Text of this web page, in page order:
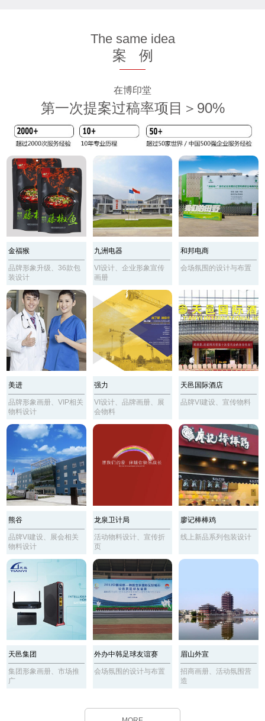
The same idea
案 例
在博印堂
第一次提案过稿率项目＞90%
金福猴
品牌形象升级、36款包
装设计
九洲电器
VI设计、企业形象宣传
画册
和邦电商
会场氛围的设计与布置
美进
品牌形象画册、VIP相关
物料设计
强力
VI设计、品牌画册、展
会物料
天邑国际酒店
品牌VI建设、宣传物料
熊谷
品牌VI建设、展会相关
物料设计
龙泉卫计局
活动物料设计、宣传折
页
廖记棒棒鸡
线上新品系列包装设计
天邑集团
集团形象画册、市场推
广
外办中韩足球友谊赛
会场氛围的设计与布置
眉山外宣
招商画册、活动氛围营
造